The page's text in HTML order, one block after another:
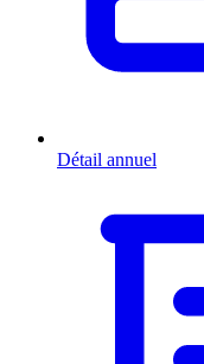
Détail annuel